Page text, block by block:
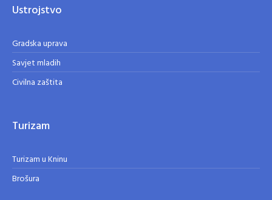
Ustrojstvo
Gradska uprava
Savjet mladih
Civilna zaštita
Turizam
Turizam u Kninu
Brošura